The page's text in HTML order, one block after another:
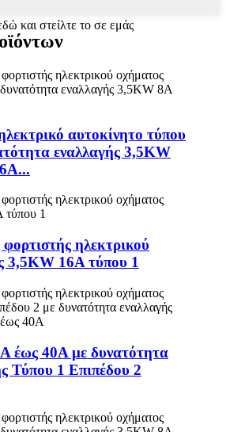
και στείλτε το σε εμάς
αυτοκίνητο τύπου
εναλλαγής 3,5KW
ηλεκτρικού
3,5KW 16A τύπου 1
έως 40A με δυνατότητα
Τύπου 1 Επιπέδου 2